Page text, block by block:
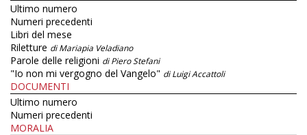
Ultimo numero
Numeri precedenti
Libri del mese
Riletture di Mariapia Veladiano
Parole delle religioni di Piero Stefani
"Io non mi vergogno del Vangelo" di Luigi Accattoli
DOCUMENTI
Ultimo numero
Numeri precedenti
MORALIA